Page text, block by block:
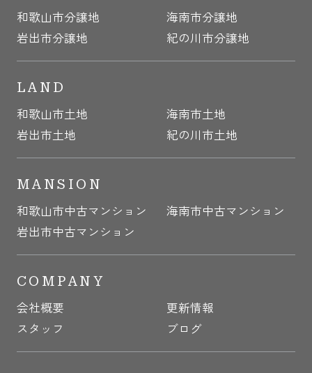
和歌山市分譲地
海南市分譲地
岩出市分譲地
紀の川市分譲地
LAND
和歌山市土地
海南市土地
岩出市土地
紀の川市土地
MANSION
和歌山市中古マンション
海南市中古マンション
岩出市中古マンション
COMPANY
会社概要
更新情報
スタッフ
ブログ